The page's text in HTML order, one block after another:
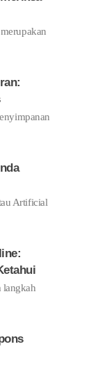
Artificial
langkah